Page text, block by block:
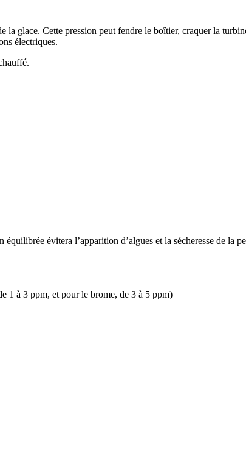
la glace. Cette pression peut fendre le boîtier, craquer la
électriques.
évitera l’apparition d’algues et la sécheresse de la
1 à 3 ppm, et pour le brome, de 3 à 5 ppm)